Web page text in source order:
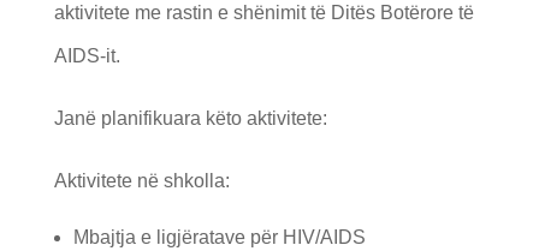
aktivitete me rastin e shënimit të Ditës Botërore të
AIDS-it.
Janë planifikuara këto aktivitete:
Aktivitete në shkolla:
Mbajtja e ligjëratave për HIV/AIDS